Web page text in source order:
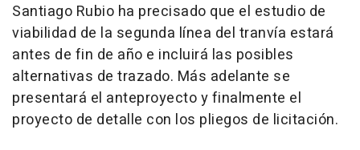
Santiago Rubio ha precisado que el estudio de
viabilidad de la segunda línea del tranvía estará
antes de fin de año e incluirá las posibles
alternativas de trazado. Más adelante se
presentará el anteproyecto y finalmente el
proyecto de detalle con los pliegos de licitación.